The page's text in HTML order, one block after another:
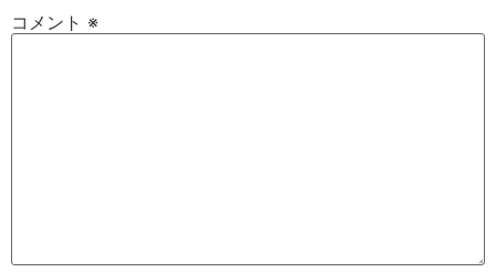
コメント ※